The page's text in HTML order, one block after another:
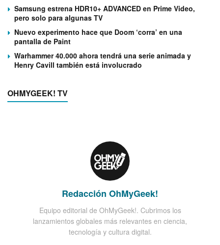
Samsung estrena HDR10+ ADVANCED en Prime Video,
pero solo para algunas TV
Nuevo experimento hace que Doom ‘corra’ en una
pantalla de Paint
Warhammer 40.000 ahora tendrá una serie animada y
Henry Cavill también está involucrado
OHMYGEEK! TV
Redacción OhMyGeek!
Equipo editorial de OhMyGeek!. Cubrimos los
lanzamientos globales más relevantes en ciencia,
tecnología y cultura digital.